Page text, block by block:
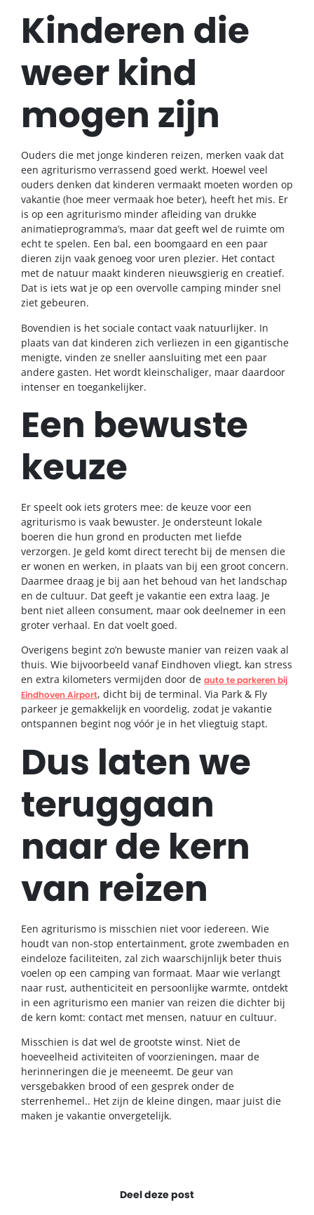
Kinderen die
weer kind
mogen zijn
Ouders die met jonge kinderen reizen, merken vaak dat
een agriturismo verrassend goed werkt. Hoewel veel
ouders denken dat kinderen vermaakt moeten worden op
vakantie (hoe meer vermaak hoe beter), heeft het mis. Er
is op een agriturismo minder afleiding van drukke
animatieprogramma’s, maar dat geeft wel de ruimte om
echt te spelen. Een bal, een boomgaard en een paar
dieren zijn vaak genoeg voor uren plezier. Het contact
met de natuur maakt kinderen nieuwsgierig en creatief.
Dat is iets wat je op een overvolle camping minder snel
ziet gebeuren.
Bovendien is het sociale contact vaak natuurlijker. In
plaats van dat kinderen zich verliezen in een gigantische
menigte, vinden ze sneller aansluiting met een paar
andere gasten. Het wordt kleinschaliger, maar daardoor
intenser en toegankelijker.
Een bewuste
keuze
Er speelt ook iets groters mee: de keuze voor een
agriturismo is vaak bewuster. Je ondersteunt lokale
boeren die hun grond en producten met liefde
verzorgen. Je geld komt direct terecht bij de mensen die
er wonen en werken, in plaats van bij een groot concern.
Daarmee draag je bij aan het behoud van het landschap
en de cultuur. Dat geeft je vakantie een extra laag. Je
bent niet alleen consument, maar ook deelnemer in een
groter verhaal. En dat voelt goed.
Overigens begint zo’n bewuste manier van reizen vaak al
thuis. Wie bijvoorbeeld vanaf Eindhoven vliegt, kan stress
en extra kilometers vermijden door de auto te parkeren bij
Eindhoven Airport, dicht bij de terminal. Via Park & Fly
parkeer je gemakkelijk en voordelig, zodat je vakantie
ontspannen begint nog vóór je in het vliegtuig stapt.
Dus laten we
teruggaan
naar de kern
van reizen
Een agriturismo is misschien niet voor iedereen. Wie
houdt van non-stop entertainment, grote zwembaden en
eindeloze faciliteiten, zal zich waarschijnlijk beter thuis
voelen op een camping van formaat. Maar wie verlangt
naar rust, authenticiteit en persoonlijke warmte, ontdekt
in een agriturismo een manier van reizen die dichter bij
de kern komt: contact met mensen, natuur en cultuur.
Misschien is dat wel de grootste winst. Niet de
hoeveelheid activiteiten of voorzieningen, maar de
herinneringen die je meeneemt. De geur van
versgebakken brood of een gesprek onder de
sterrenhemel.. Het zijn de kleine dingen, maar juist die
maken je vakantie onvergetelijk.
Deel deze post